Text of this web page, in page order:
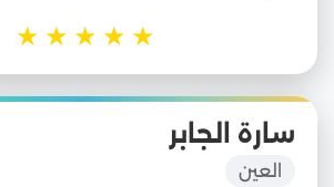
★
★
★
★
★
سارة الجابر
العين